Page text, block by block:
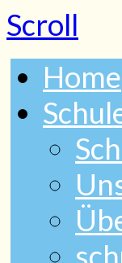
Scroll
Home